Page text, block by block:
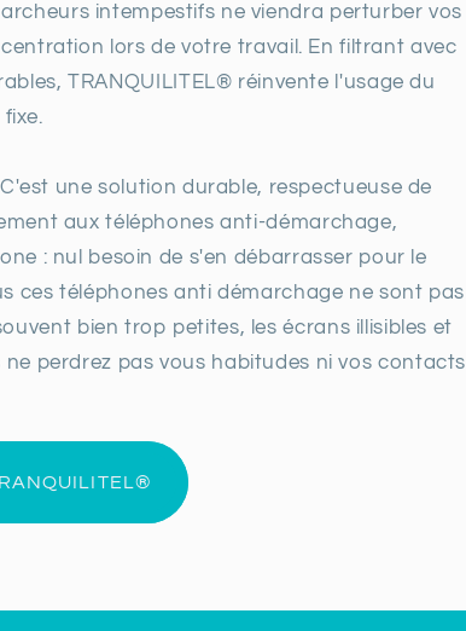
intempestifs ne viendra perturber vos
lors de votre travail. En filtrant avec
TRANQUILITEL® réinvente l'usage du
une solution durable, respectueuse de
aux téléphones anti-démarchage,
: nul besoin de s'en débarrasser pour le
ces téléphones anti démarchage ne sont pas
bien trop petites, les écrans illisibles et
ne perdrez pas vous habitudes ni vos contacts